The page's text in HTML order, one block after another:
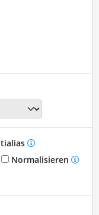
Normalisieren